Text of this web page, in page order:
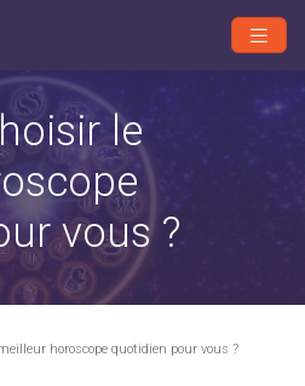
le
vous ?
horoscope quotidien pour vous ?